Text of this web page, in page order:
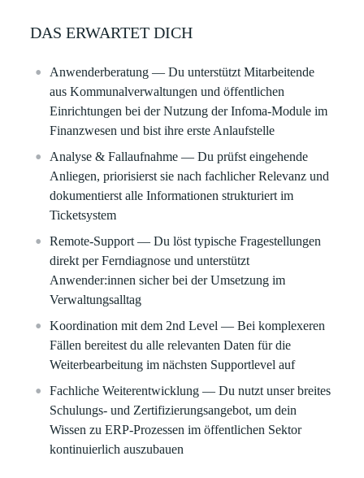
DAS ERWARTET DICH
Anwenderberatung — Du unterstützt Mitarbeitende
aus Kommunalverwaltungen und öffentlichen
Einrichtungen bei der Nutzung der Infoma‑Module im
Finanzwesen und bist ihre erste Anlaufstelle
Analyse & Fallaufnahme — Du prüfst eingehende
Anliegen, priorisierst sie nach fachlicher Relevanz und
dokumentierst alle Informationen strukturiert im
Ticketsystem
Remote‑Support — Du löst typische Fragestellungen
direkt per Ferndiagnose und unterstützt
Anwender:innen sicher bei der Umsetzung im
Verwaltungsalltag
Koordination mit dem 2nd Level — Bei komplexeren
Fällen bereitest du alle relevanten Daten für die
Weiterbearbeitung im nächsten Supportlevel auf
Fachliche Weiterentwicklung — Du nutzt unser breites
Schulungs‑ und Zertifizierungsangebot, um dein
Wissen zu ERP‑Prozessen im öffentlichen Sektor
kontinuierlich auszubauen